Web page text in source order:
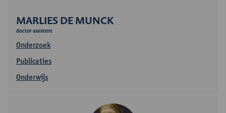
MARLIES DE MUNCK
doctor assistent
Onderzoek
Publicaties
Onderwijs